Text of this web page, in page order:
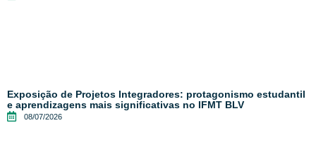
Exposição de Projetos Integradores: protagonismo estudantil
e aprendizagens mais significativas no IFMT BLV
08/07/2026